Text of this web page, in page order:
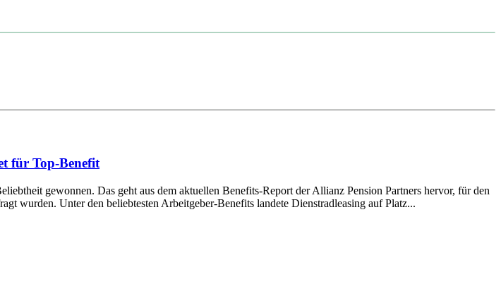
für Top-Benefit
gewonnen. Das geht aus dem aktuellen Benefits-Report der Allianz Pension Partners hervor, für den
wurden. Unter den beliebtesten Arbeitgeber-Benefits landete Dienstradleasing auf Platz...